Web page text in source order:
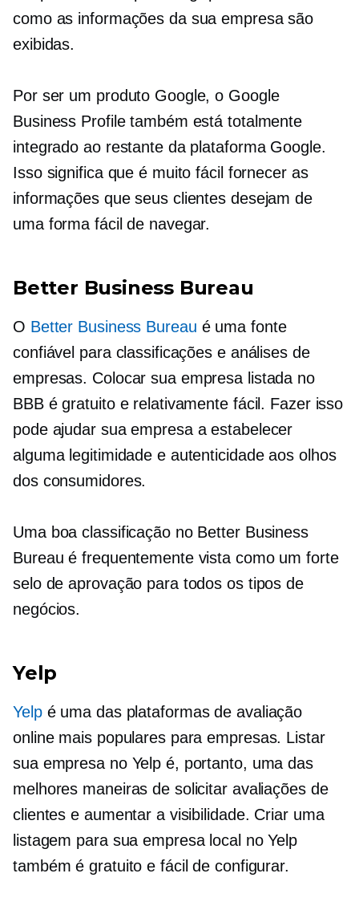
como as informações da sua empresa são
exibidas.
Por ser um produto Google, o Google
Business Profile também está totalmente
integrado ao restante da plataforma Google.
Isso significa que é muito fácil fornecer as
informações que seus clientes desejam de
uma forma fácil de navegar.
Better Business Bureau
O Better Business Bureau é uma fonte
confiável para classificações e análises de
empresas. Colocar sua empresa listada no
BBB é gratuito e relativamente fácil. Fazer isso
pode ajudar sua empresa a estabelecer
alguma legitimidade e autenticidade aos olhos
dos consumidores.
Uma boa classificação no Better Business
Bureau é frequentemente vista como um forte
selo de aprovação para todos os tipos de
negócios.
Yelp
Yelpé uma das plataformas de avaliação
online mais populares para empresas. Listar
sua empresa no Yelp é, portanto, uma das
melhores maneiras de solicitar avaliações de
clientes e aumentar a visibilidade. Criar uma
listagem para sua empresa local no Yelp
também é gratuito e fácil de configurar.